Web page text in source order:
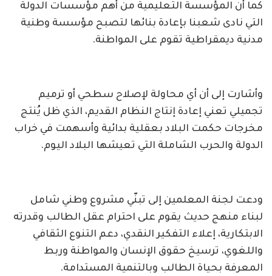
كما أن المؤسسة التعليمية من أهم مؤسسات الدولة
التي نادى شعبنا بإعادة بنائها لتصبح مؤسسة وطنية
مدنية ديمقراطية تقوم على المواطنة.
وأشارت إلى أن أي محاولة لإصلاح سطحي أو ترميم
تجميلي تعني إعادة إنتاج النظام القديم، الذي ظل يُنتج
مخرجات حكمت البلاد بعقلية بدائية وأسهمت في خراب
الدولة والحرب الشاملة التي تعيشها البلاد اليوم.
ودعت لجنة المعلمين إلى تبنّي مشروع وطني شامل
لبناء منهج حديث يقوم على احترام عقل الطالب وقدرته
الابتكارية، إعلاء التفكير النقدي، دعم التنوع الثقافي
واللغوي، ترسيخ حقوق الإنسان والمواطنة وربط
المعرفة بحياة الطالب وبالتنمية المستدامة.